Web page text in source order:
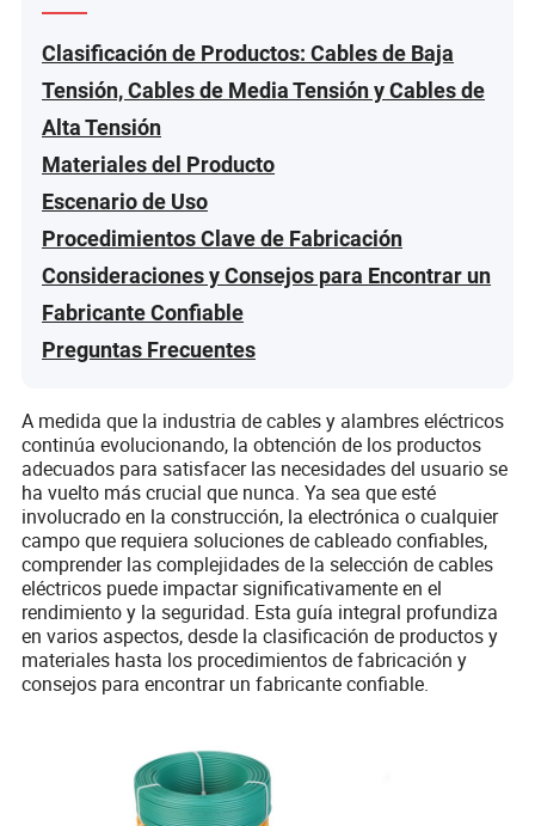
Clasificación de Productos: Cables de Baja
Tensión, Cables de Media Tensión y Cables de
Alta Tensión
Materiales del Producto
Escenario de Uso
Procedimientos Clave de Fabricación
Consideraciones y Consejos para Encontrar un
Fabricante Confiable
Preguntas Frecuentes
A medida que la industria de cables y alambres eléctricos
continúa evolucionando, la obtención de los productos
adecuados para satisfacer las necesidades del usuario se
ha vuelto más crucial que nunca. Ya sea que esté
involucrado en la construcción, la electrónica o cualquier
campo que requiera soluciones de cableado confiables,
comprender las complejidades de la selección de cables
eléctricos puede impactar significativamente en el
rendimiento y la seguridad. Esta guía integral profundiza
en varios aspectos, desde la clasificación de productos y
materiales hasta los procedimientos de fabricación y
consejos para encontrar un fabricante confiable.